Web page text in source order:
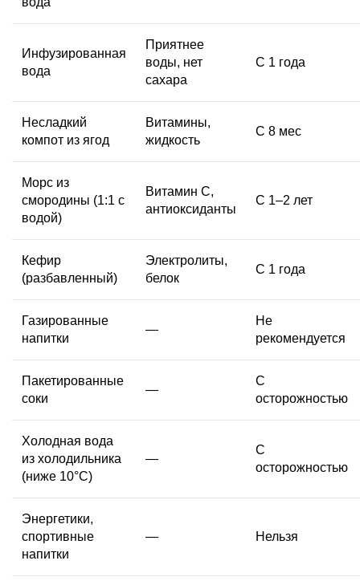
Инфузированная
вода
Приятнее
воды, нет
сахара
С 1 года
Несладкий
компот из ягод
Витамины,
жидкость
С 8 мес
Морс из
смородины (1:1 с
водой)
Витамин С,
антиоксиданты
С 1–2 лет
Кефир
(разбавленный)
Электролиты,
белок
С 1 года
Газированные
напитки
—
Не
рекомендуется
Пакетированные
соки
—
С
осторожностью
Холодная вода
из холодильника
(ниже 10°С)
—
С
осторожностью
Энергетики,
спортивные
напитки
— Нельзя